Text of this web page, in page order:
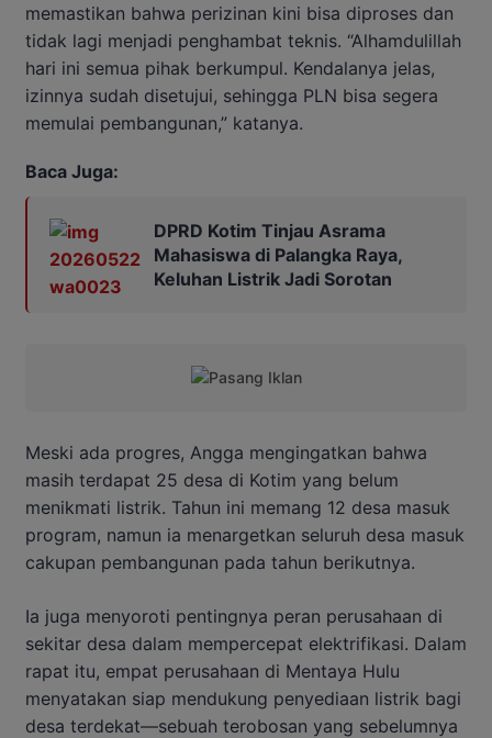
memastikan bahwa perizinan kini bisa diproses dan
tidak lagi menjadi penghambat teknis. “Alhamdulillah
hari ini semua pihak berkumpul. Kendalanya jelas,
izinnya sudah disetujui, sehingga PLN bisa segera
memulai pembangunan,” katanya.
Baca Juga:
DPRD Kotim Tinjau Asrama
Mahasiswa di Palangka Raya,
Keluhan Listrik Jadi Sorotan
Meski ada progres, Angga mengingatkan bahwa
masih terdapat 25 desa di Kotim yang belum
menikmati listrik. Tahun ini memang 12 desa masuk
program, namun ia menargetkan seluruh desa masuk
cakupan pembangunan pada tahun berikutnya.
Ia juga menyoroti pentingnya peran perusahaan di
sekitar desa dalam mempercepat elektrifikasi. Dalam
rapat itu, empat perusahaan di Mentaya Hulu
menyatakan siap mendukung penyediaan listrik bagi
desa terdekat—sebuah terobosan yang sebelumnya